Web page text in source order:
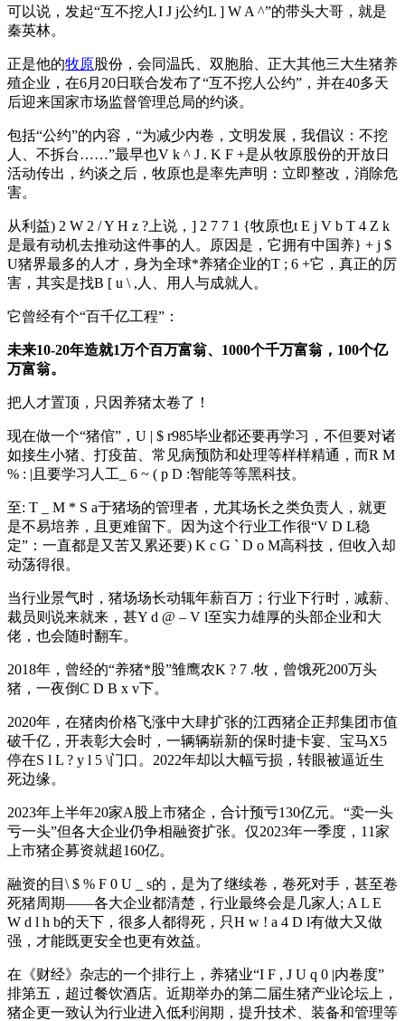
可以说，发起“互不挖人 I J j公约L ] W A ^”的带头大哥，就是
秦英林。
正是他的牧原股份，会同温氏、双胞胎、正大其他三大生猪养
殖企业，在6月20日联合发布了“互不挖人公约”，并在40多天
后迎来国家市场监督管理总局的约谈。
包括“公约”的内容，“为减少内卷，文明发展，我倡议：不挖
人、不拆台……”最早也V k ^ J . K F +是从牧原股份的开放日
活动传出，约谈之后，牧原也是率先声明：立即整改，消除危
害。
从利益) 2 W 2 / Y H z ? 上说， ] 2 7 7 1 {牧原也t E j V b T 4 Z k
是最有动机去推动这件事的人。原因是，它拥有中国养} + j $
U猪界最多的人才，身为全球*养猪企业的T ; 6 +它，真正的厉
害，其实是找B [ u \ , 人、用人与成就人。
它曾经有个“百千亿工程”：
未来10-20年造就1万个百万富翁、1000个千万富翁，100个亿
万富翁。
把人才置顶，只因养猪太卷了！
现在做一个“猪倌”， U | $ r985毕业都还要再学习，不但要对诸
如接生小猪、打疫苗、常见病预防和处理等样样精通，而R M
% : | 且要学习人工 _ 6 ~ ( p D :智能等等黑科技。
至: T _ M * S a于猪场的管理者，尤其场长之类负责人，就更
是不易培养，且更难留下。因为这个行业工作很“V D L稳
定”：一直都是又苦又累还要) K c G ` D o M高科技，但收入却
动荡得很。
当行业景气时，猪场场长动辄年薪百万；行业下行时，减薪、
裁员则说来就来，甚Y d @ – V l至实力雄厚的头部企业和大
佬，也会随时翻车。
2018年，曾经的“养猪*股”雏鹰农K ? 7 .牧，曾饿死200万头
猪，一夜倒C D B x v下。
2020年，在猪肉价格飞涨中大肆扩张的江西猪企正邦集团市值
破千亿，开表彰大会时，一辆辆崭新的保时捷卡宴、宝马X5
停在S l L ? y l 5 \门口。2022年却以大幅亏损，转眼被逼近生
死边缘。
2023年上半年20家A股上市猪企，合计预亏130亿元。“卖一头
亏一头”但各大企业仍争相融资扩张。仅2023年一季度，11家
上市猪企募资就超160亿。
融资的目 \ $ % F 0 U _ s的，是为了继续卷，卷死对手，甚至卷
死猪周期——各大企业都清楚，行业最终会是几家人 ; A L E
W d l h b的天下，很多人都得死，只H w ! a 4 D l有做大又做
强，才能既更安全也更有效益。
在《财经》杂志的一个排行上，养猪业“I F , J U q 0 |内卷度”
排第五，超过餐饮酒店。近期举办的第二届生猪产业论坛上，
猪企更一致认为行业进入低利润期，提升技术、装备和管理等